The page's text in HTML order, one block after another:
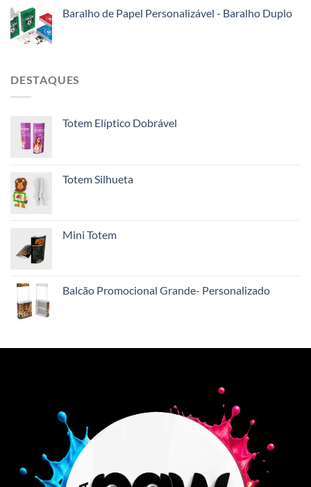
Baralho de Papel Personalizável - Baralho Duplo
DESTAQUES
Totem Elíptico Dobrável
Totem Silhueta
Mini Totem
Balcão Promocional Grande- Personalizado